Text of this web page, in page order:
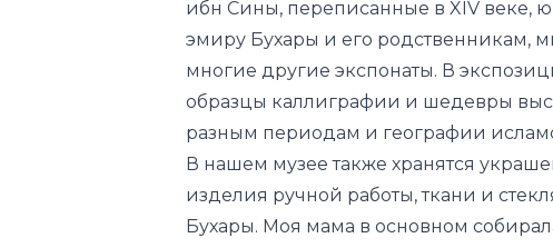
образцы каллиграфии и шедевры
разным периодам и географии
В нашем музее также хранятся
изделия ручной работы, ткани и
Бухары. Моя мама в основном
отвечал за керамику и
интересуются территорией и
много артефактов с этой территории,